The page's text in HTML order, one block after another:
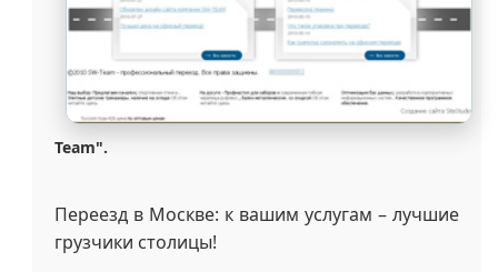
Team".
Переезд в Москве: к вашим услугам – лучшие
грузчики столицы!